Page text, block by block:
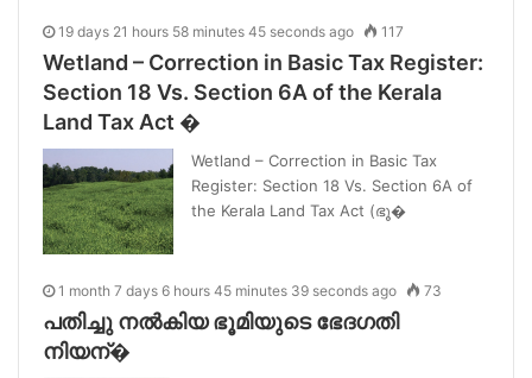
19 days 21 hours 58 minutes 45 seconds ago 117
Wetland – Correction in Basic Tax Register:
Section 18 Vs. Section 6A of the Kerala
Land Tax Act �
Wetland – Correction in Basic Tax
Register: Section 18 Vs. Section 6A of
the Kerala Land Tax Act (ഭൂ�
1 month 7 days 6 hours 45 minutes 39 seconds ago 73
പതിച്ചു നൽകിയ ഭൂമിയുടെ ഭേദഗതി
നിയന്�